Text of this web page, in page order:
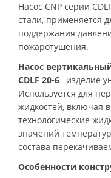
Насос CNP серии
стали, применяется
поддержания
пожаротушения.
Насос
CDLF 20-6– изделие
Используется для
жидкостей, включая
технологические
значений
состава
Особенности